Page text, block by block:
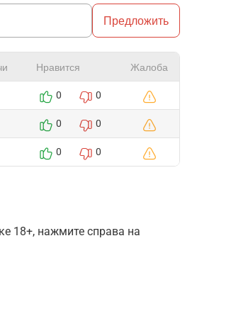
Предложить
Нравится Жалоба
0 0
0 0
0 0
18+, нажмите справа на